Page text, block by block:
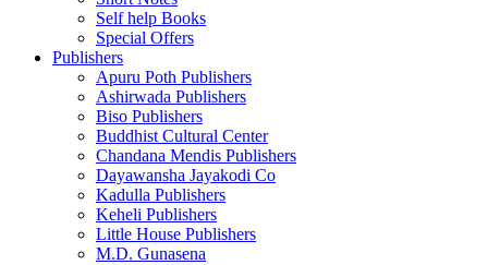
Self help Books
Special Offers
Publishers
Apuru Poth Publishers
Ashirwada Publishers
Biso Publishers
Buddhist Cultural Center
Chandana Mendis Publishers
Dayawansha Jayakodi Co
Kadulla Publishers
Keheli Publishers
Little House Publishers
M.D. Gunasena